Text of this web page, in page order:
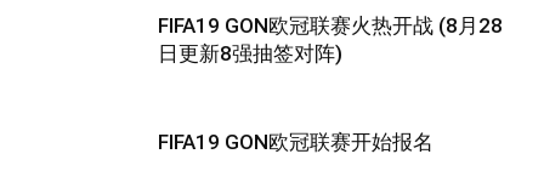
FIFA19 GON欧冠联赛火热开战 (8月28
日更新8强抽签对阵)
FIFA19 GON欧冠联赛开始报名